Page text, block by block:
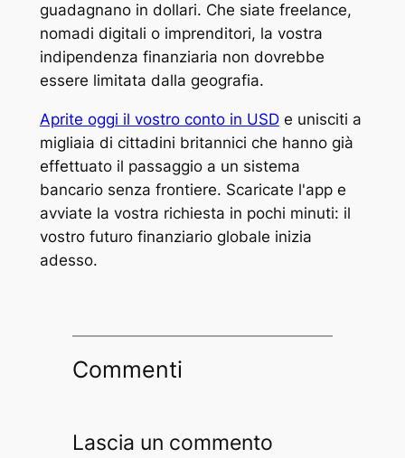
guadagnano in dollari. Che siate freelance,
nomadi digitali o imprenditori, la vostra
indipendenza finanziaria non dovrebbe
essere limitata dalla geografia.
Aprite oggi il vostro conto in USDe unisciti a
migliaia di cittadini britannici che hanno già
effettuato il passaggio a un sistema
bancario senza frontiere. Scaricate l'app e
avviate la vostra richiesta in pochi minuti: il
vostro futuro finanziario globale inizia
adesso.
Commenti
Lascia un commento